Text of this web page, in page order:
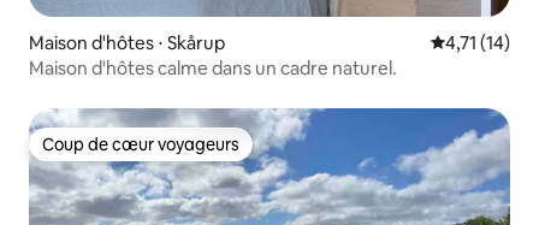
Maison d'hôtes ⋅ Skårup Évaluation
4,71 (14)
Maison d'hôtes calme dans un cadre naturel.
Coup de cœur voyageurs
Coup de cœur voyageurs